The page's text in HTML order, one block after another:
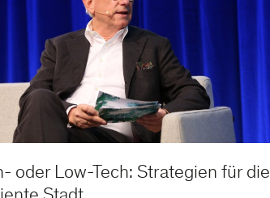
oder Low-Tech: Strategien für die